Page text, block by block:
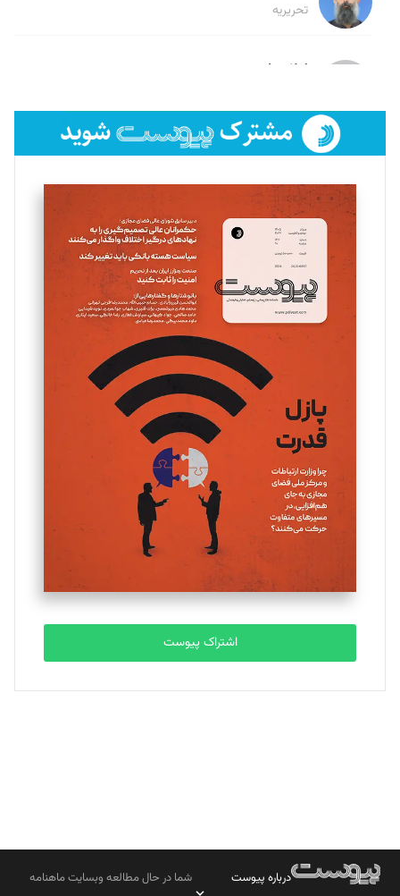
تحریریه
لیلا حنارود
فائزه فتحی رستمی
تحریریه
سروش کرمیان
تحریریه
مینا پاکدل
یسنا امان‌پور
تحریریه
ملینا جعفری
تحریریه
مصطفی مسجدی آرانی
تحریریه
بابک نقاش
تحریریه
اشتراک پیوست
درباره پیوست
شما در حال مطالعه وبسایت ماهنامه